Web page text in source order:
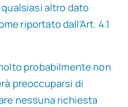
altro dato
riportato dall’Art. 4.1
probabilmente non
preoccuparsi di
nessuna richiesta